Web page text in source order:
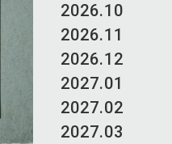
2026.10
2026.11
2026.12
2027.01
2027.02
2027.03